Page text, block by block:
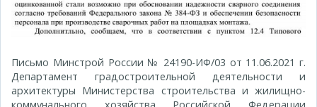
Письмо Минстрой России № 24190-ИФ/03 от 11.06.2021 г.
Департамент градостроительной деятельности и
архитектуры Министерства строительства и жилищно-